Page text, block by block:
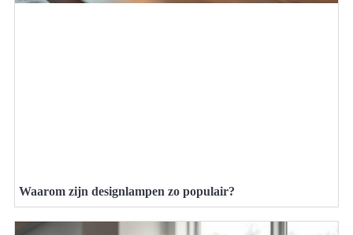
Waarom zijn designlampen zo populair?